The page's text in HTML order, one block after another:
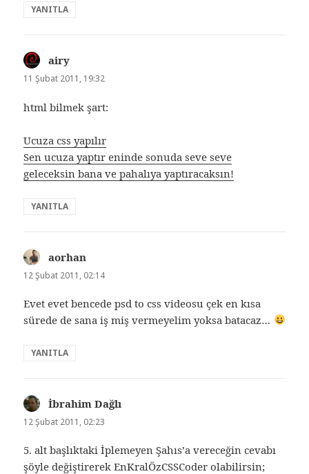
YANITLA
airy
ki:
11 Şubat 2011, 19:32
html bilmek şart:
Ucuza css yapılır
Sen ucuza yaptır eninde sonuda seve seve
geleceksin bana ve pahalıya yaptıracaksın!
YANITLA
aorhan
ki:
12 Şubat 2011, 02:14
Evet evet bencede psd to css videosu çek en kısa
sürede de sana iş miş vermeyelim yoksa batacaz…
YANITLA
İbrahim Dağlı
12 Şubat 2011, 02:23
5. alt başlıktaki İplemeyen Şahıs’a vereceğin cevabı
şöyle değiştirerek EnKralÖzCSSCoder olabilirsin;